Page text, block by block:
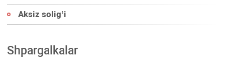
Aksiz soligʻi
Shpargalkalar